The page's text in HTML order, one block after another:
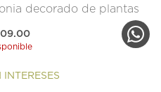
decorado de plantas
INTERESES